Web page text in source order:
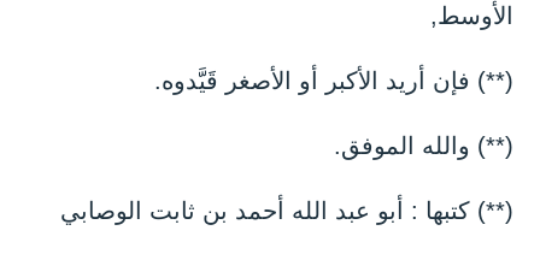
الأوسط,
(**) فإن أريد الأكبر أو الأصغر قَيَّدوه.
(**) والله الموفق.
(**) كتبها : أبو عبد الله أحمد بن ثابت الوصابي